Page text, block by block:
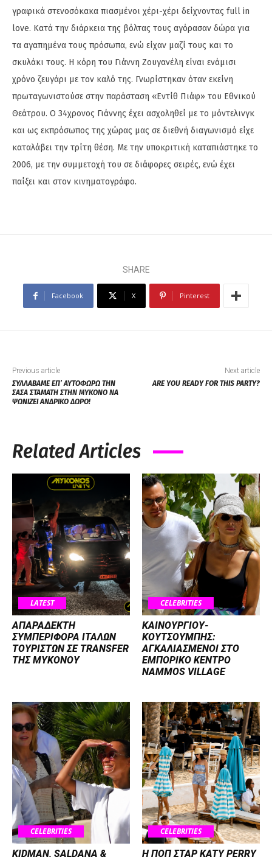
γραφικά στενοσόκακα πιασμένοι χέρι-χέρι δείχνοντας full in
love. Κατά την διάρκεια της βόλτας τους αγόρασαν δώρα για
τα αγαπημένα τους πρόσωπα, ενώ είχαν μαζί τους και το
σκυλάκι τους. Η κόρη του Γιάννη Ζουγανέλη είναι ενάμισι
χρόνο ζευγάρι με τον καλό της. Γνωρίστηκαν όταν εκείνη
πρωταγωνιστούσε στην παράσταση «Εντίθ Πιάφ» του Εθνικού
Θεάτρου. Ο 34χρονος Γιάννης έχει ασχοληθεί με το μόντελινγκ
και ως εκπρόσωπος της χώρας μας σε διεθνή διαγωνισμό είχε
καταλάβει την τρίτη θέση. Με την υποκριτική καταπιάστηκε το
2006, με την συμμετοχή του σε διάφορες σειρές, ενώ έχει
παίξει και στον κινηματογράφο.
SHARE
Facebook X Pinterest
Previous article
ΣΥΛΛΑΒΑΜΕ ΕΠ’ ΑΥΤΟΦΩΡΩ ΤΗΝ
ΣΑΣΑ ΣΤΑΜΑΤΗ ΣΤΗΝ ΜΥΚΟΝΟ ΝΑ
ΨΩΝΙΖΕΙ ΑΝΔΡΙΚΟ ΔΩΡΟ!
Next article
ARE YOU READY FOR THIS PARTY?
Related Articles
LATEST
ΑΠΑΡΑΔΕΚΤΗ
ΣΥΜΠΕΡΙΦΟΡΑ ΙΤΑΛΩΝ
ΤΟΥΡΙΣΤΩΝ ΣΕ TRANSFER
ΤΗΣ ΜΥΚΟΝΟΥ
CELEBRITIES
ΚΑΙΝΟΥΡΓΙΟΥ-
ΚΟΥΤΣΟΥΜΠΗΣ:
ΑΓΚΑΛΙΑΣΜΕΝΟΙ ΣΤΟ
ΕΜΠΟΡΙΚΟ ΚΕΝΤΡΟ
NAMMOS VILLAGE
CELEBRITIES
KIDMAN, SALDANA &
CELEBRITIES
H ΠΟΠ ΣΤΑΡ KATY PERRY